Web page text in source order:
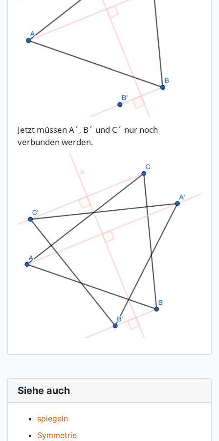
Jetzt müssen A´, B´ und C´ nur noch
verbunden werden.
Siehe auch
spiegeln
Symmetrie